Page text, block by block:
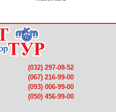
(032) 297-08-52
(067) 216-99-00
(093) 006-99-00
(050) 456-99-00